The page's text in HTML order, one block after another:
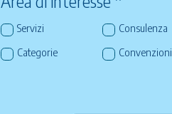
Servizi
Consulenza
Categorie
Convenzioni